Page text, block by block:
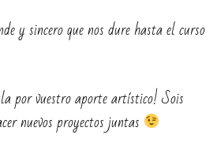
y sincero que nos dure hasta el curso
por vuestro aporte artístico! Sois
nuevos proyectos juntas